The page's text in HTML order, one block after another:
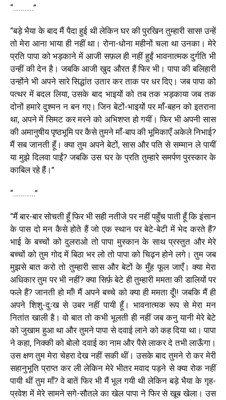
“………..”
“बड़े भैया के बाद मैं पैदा हुई थी लेकिन घर की पुरखिन तुम्हारी सास! उन्हें
तो मेरा आना भाया ही नहीं था। रोना-धोना महीनों चला था उनका। मेरे
प्रति पापा को भड़काने में आजी सफ़ल ही नहीं हुईं भावनात्मक दुर्गति भी
उन्हीं की देन है। जबकि आजी खुद औरत हैं फिर भी। पापा की बलिहारी
उन्होंने भी अपने सारे सिद्धांत उतार कर ताक पर धर दिए। जब पापा को
पत्थर में बदल लिया, उसके बाद भाइयों को तब तक भड़काया जब तक
दोनों हमारे दुश्मन न बन गए। जिन बेटों-भाइयों पर माँ-बहन को इतराना
था, अपने में सिमट कर मरने को अभिशप्त हो गयीं। फिर भी अपनी सास
की अमानुषीय पृष्ठभूमि पर कैसे तुमने माँ-बाप की भूमिकाएँ अकेले निभाई?
मैं सब जानती हूँ। क्या तुम अपने बेटों,सास और पति से सम्मान ले पायीं
या मुझे दिलवा पाईं?जबकि उस घर के प्रति तुम्हारे समर्पण पुरस्कार के
काबिल रहे हैं।”
“…………”
“मैं बार-बार सोचती हूँ फिर भी सही नतीजे पर नहीं पहुँच पाती हूँ कि इंसान
के पास दो मन कैसे होते हैं जो एक स्थान पर बेटे-बेटी में भेद करते हैं?
भाई के बच्चों को दुलराओ तो पापा मुस्कान के साथ प्रस्तुत और मेरे
बच्चों को तुम गोद में बिठा भर लो तो पापा को चिढ़न होने लगे। तुम जब
मुझसे बात करो तो तुम्हारी सास और बेटों के मुँह फूल जाएँ। क्या मेरा
अधिकार तुम पर भी नहीं?क्या सिर्फ़ बेटे ही तुम्हारी ममता की डालियों पर
फले हैं?जानती हो माँ! मैंअपने बच्चे को क्या ही ममता दूँ!! जबकि मैं ही
अपने शिशु-दुःख से उबर नहीं पायी हूँ। भावनात्मक रूप से मेरा मन
नितांत खाली है। वो बात तो कभी भूलती ही नहीं जब कनु यानी मेरे बेटे
को जुखाम हुआ था और तुमने पापा से दवाई लाने को कह दिया था। पापा
ने कहा,निक्की को बोलो दवाई का नाम और पैसे लाकर दे तभी लाऊँगा।
उस क्षण तुम मेरा चेहरा देख नहीं सकी थीं। उसके बाद तुमने रो कर मेरी
सहानुभूति प्राप्त कर ली लेकिन मेरे भीतर मवाद पड़ने से क्या रोक नहीं
पायी थीं तुम माँ?वे बातें फिर भी मैं भूल गयी थी लेकिन बड़े भैया के गृह-
प्रवेश में मेरे सामने सगे-सौतले का खेल पापा ने फिर से खूब खेला। उस